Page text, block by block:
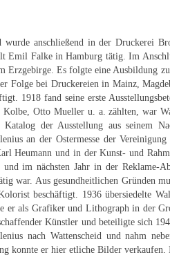
anschließend in der Druckerei
Emil Falke in Hamburg tätig. Im
Es folgte eine Ausbildung
Folge bei Druckereien in Mainz,
1918 fand seine erste
Kolbe, Otto Mueller u. a. zählten, war
der Ausstellung aus seinem
an der Ostermesse der Vereinigung
Heumann und in der Kunst- und
im nächsten Jahr in der Reklame-
war. Aus gesundheitlichen Gründen
beschäftigt. 1936 übersiedelte
er als Grafiker und Lithograph in der
Künstler und beteiligte sich
nach Wattenscheid und nahm
konnte er hier etliche Bilder verkaufen.